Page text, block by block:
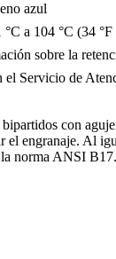
azul
a 104 °C (34 °F
sobre la
el Servicio de
con
el engranaje. Al
norma ANSI